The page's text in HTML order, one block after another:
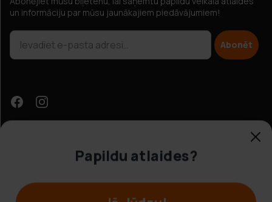
un informāciju par mūsu jaunākajiem piedāvājumiem!
Abonēt
Papildu atlaides?